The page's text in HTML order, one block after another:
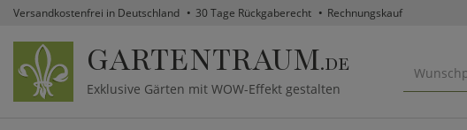
Versandkostenfrei in Deutschland 30 Tage Rückgaberecht Rechnungskauf
GARTENTRAUM.DE
Exklusive Gärten mit WOW-Effekt gestalten